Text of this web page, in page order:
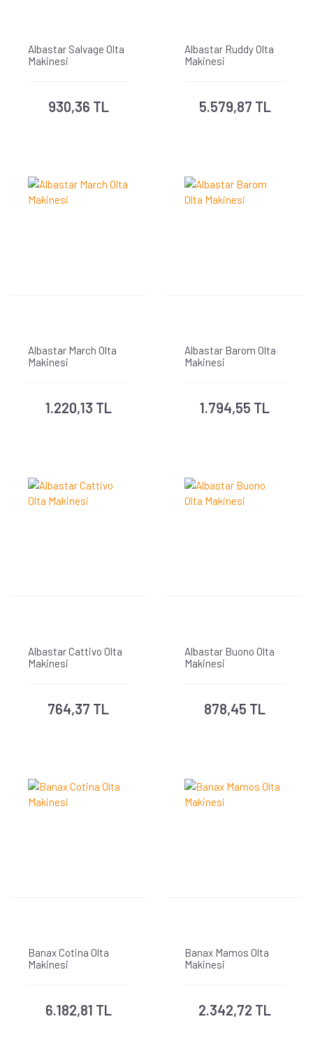
Albastar Salvage Olta
Makinesi
930,36 TL
Albastar Ruddy Olta
Makinesi
5.579,87 TL
Albastar March Olta
Makinesi
1.220,13 TL
Albastar Barom Olta
Makinesi
1.794,55 TL
Albastar Cattivo Olta
Makinesi
764,37 TL
Albastar Buono Olta
Makinesi
878,45 TL
Banax Cotina Olta
Makinesi
6.182,81 TL
Banax Mamos Olta
Makinesi
2.342,72 TL